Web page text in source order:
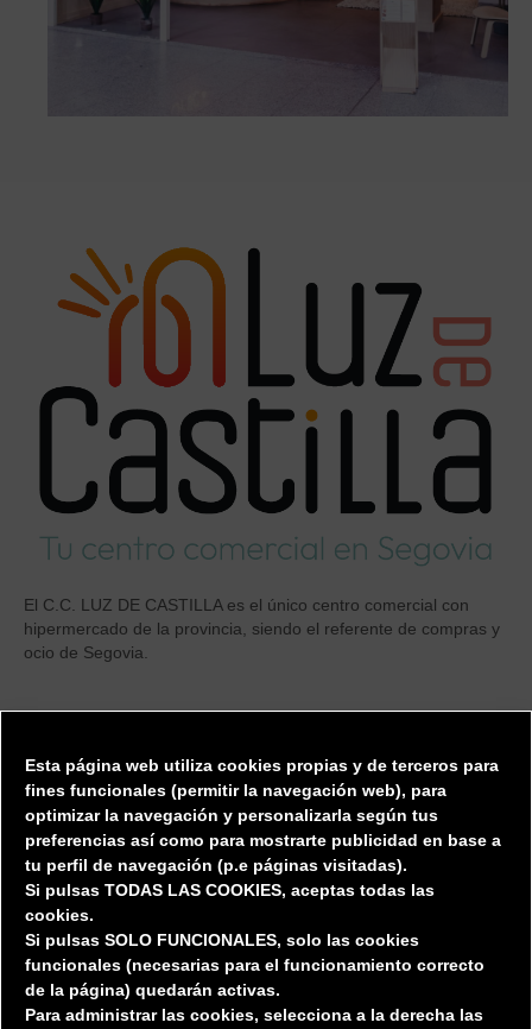
Esta página web utiliza cookies propias y de terceros para
fines funcionales (permitir la navegación web), para
optimizar la navegación y personalizarla según tus
preferencias asícomo para mostrarte publicidad en base a
tu perfil de navegación (p.e páginas visitadas).
Si pulsas TODAS LAS COOKIES, aceptas todas las
cookies.
Si pulsas SOLO FUNCIONALES, solo las cookies
funcionales (necesarias para el funcionamiento correcto
de la página) quedarán activas.
Para administrar las cookies, selecciona a la derecha las
El C.C. LUZ DE CASTILLA es el único centro comercial con
hipermercado de la provincia, siendo el referente de compras y
ocio de Segovia.
Tiendas
Restauración
Privacidad / Protección de datos
EL CENTRO
El Centro